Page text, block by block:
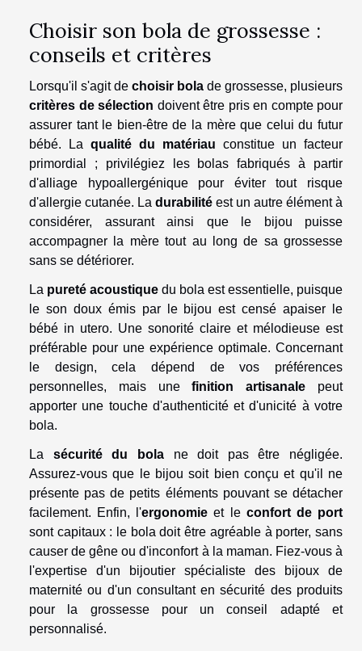
Choisir son bola de grossesse :
conseils et critères
Lorsqu'il s'agit de choisir bola de grossesse, plusieurs
critères de sélection doivent être pris en compte pour
assurer tant le bien-être de la mère que celui du futur
bébé. La qualité du matériau constitue un facteur
primordial ; privilégiez les bolas fabriqués à partir
d'alliage hypoallergénique pour éviter tout risque
d'allergie cutanée. La durabilité est un autre élément à
considérer, assurant ainsi que le bijou puisse
accompagner la mère tout au long de sa grossesse
sans se détériorer.
La pureté acoustique du bola est essentielle, puisque
le son doux émis par le bijou est censé apaiser le
bébé in utero. Une sonorité claire et mélodieuse est
préférable pour une expérience optimale. Concernant
le design, cela dépend de vos préférences
personnelles, mais unefinition artisanale peut
apporter une touche d'authenticité et d'unicité à votre
bola.
La sécurité du bolane doit pas être négligée.
Assurez-vous que le bijou soit bien conçu et qu'il ne
présente pas de petits éléments pouvant se détacher
facilement. Enfin, l'ergonomie et le confort de port
sont capitaux : le bola doit être agréable à porter, sans
causer de gêne ou d'inconfort à la maman. Fiez-vous à
l'expertise d'un bijoutier spécialiste des bijoux de
maternité ou d'un consultant en sécurité des produits
pour la grossesse pour un conseil adapté et
personnalisé.